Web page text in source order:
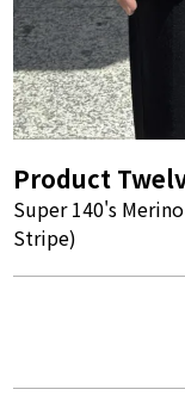
Product
Super 140's
Stripe)